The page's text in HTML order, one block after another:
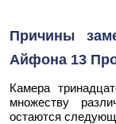
Причины
Айфона 13
Камера
множеству
остаются